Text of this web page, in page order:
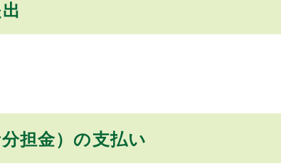
担金）の支払い